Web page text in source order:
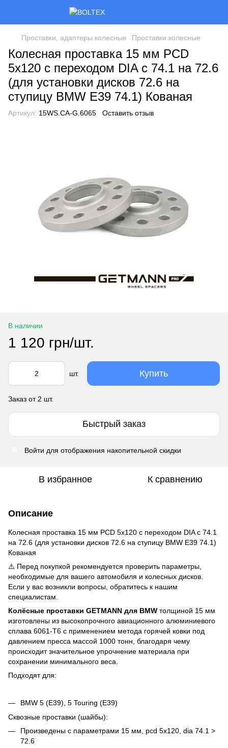
Проставки, адаптеры колесные Проставки колесные
Колесная проставка 15 мм PCD
5x120 с переходом DIA с 74.1 на 72.6
(для установки дисков 72.6 на
ступицу BMW E39 74.1) Кованая
Артикул: 15WS.CA-G.6065 Оставить отзыв
В наличии
1 120 грн/шт.
шт. Купить
Заказ от 2 шт.
Быстрый заказ
Войти для отображения накопительной скидки
В избранное К сравнению
Описание
Колесная проставка 15 мм PCD 5x120 с переходом DIA с 74.1
на 72.6 (для установки дисков 72.6 на ступицу BMW E39 74.1)
Кованая
⚠️ Перед покупкой рекомендуется проверить параметры,
необходимые для вашего автомобиля и колесных дисков.
Если у вас возникли вопросы, обратитесь к нашим
специалистам.
Колёсные проставки GETMANN для BMW толщиной 15 мм
изготовлены из высокопрочного авиационного алюминиевого
сплава 6061-Т6 с применением метода горячей ковки под
давлением пресса массой 1000 тонн, благодаря чему
происходит значительное упрочнение материала при
сохранении минимального веса.
Подходят для:
BMW 5 (E39), 5 Touring (E39)
Сквозные проставки (шайбы):
Произведены с параметрами 15 мм, pcd 5x120, dia 74.1 >
72.6